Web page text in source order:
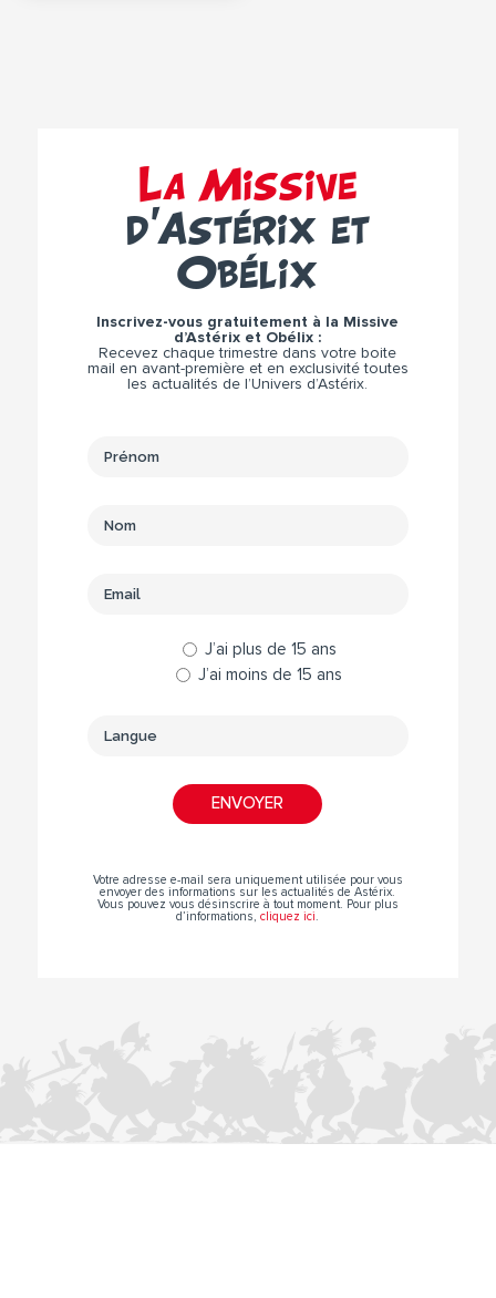
La Missive
d’Astérix et
Obélix
Inscrivez-vous gratuitement à la Missive
d’Astérix et Obélix :
Recevez chaque trimestre dans votre boite
mail en avant-première et en exclusivité toutes
les actualités de l’Univers d’Astérix.
J’ai plus de 15 ans
J’ai moins de 15 ans
Votre adresse e-mail sera uniquement utilisée pour vous
envoyer des informations sur les actualités de Astérix.
Vous pouvez vous désinscrire à tout moment. Pour plus
d’informations,cliquez ici.